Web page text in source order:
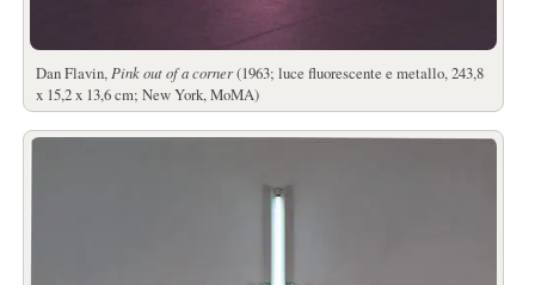
Dan Flavin, Pink out of a corner(1963; luce fluorescente e metallo, 243,8
x 15,2 x 13,6 cm; New York, MoMA)